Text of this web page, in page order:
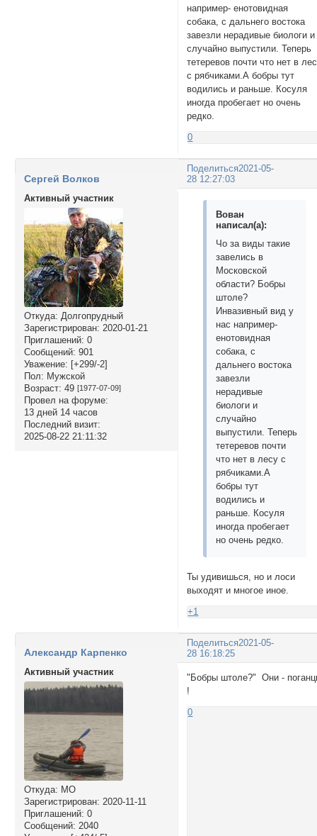
например- енотовидная
собака, с дальнего востока
завезли нерадивые биологи и
случайно выпустили. Теперь
тетеревов почти что нет в
с рябчиками.А бобры тут
водились и раньше. Косуля
иногда пробегает но очень
редко.
0
Поделиться2021-05-
28 12:27:03
Сергей Волков
Активный участник
Откуда: Долгопрудный
Зарегистрирован: 2020-01-21
Приглашений: 0
Сообщений: 901
Уважение: [+299/-2]
Пол: Мужской
Возраст: 49 [1977-07-09]
Провел на форуме:
13 дней 14 часов
Последний визит:
2025-08-22 21:11:32
Вован
написал(а):
Чо за виды такие
завелись в
Московской
области? Бобры
штоле?
Инвазивный вид у
нас например-
енотовидная
собака, с
дальнего востока
завезли
нерадивые
биологи и
случайно
выпустили. Теперь
тетеревов почти
что нет в лесу с
рябчиками.А
бобры тут
водились и
раньше. Косуля
иногда пробегает
но очень редко.
Ты удивишься, но и лоси
выходят и многое иное.
+1
Поделиться2021-05-
28 16:18:25
Александр Карпенко
Активный участник
Откуда: МО
Зарегистрирован: 2020-11-11
Приглашений: 0
Сообщений: 2040
"Бобры штоле?" Они -
!
0